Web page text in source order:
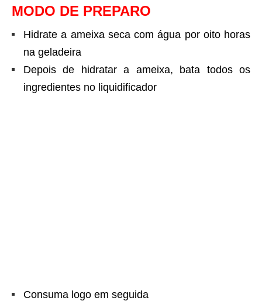
MODO DE PREPARO
Hidrate a ameixa seca com água por oito horas
na geladeira
Depois de hidratar a ameixa, bata todos os
ingredientes no liquidificador
Consuma logo em seguida